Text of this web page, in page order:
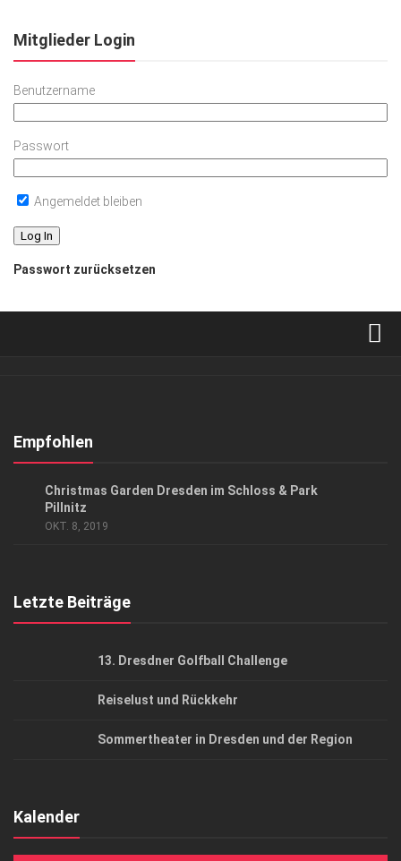
Mitglieder Login
Benutzername
Passwort
Angemeldet bleiben
Passwort zurücksetzen
Kontakt, Impressum
Empfohlen
Christmas Garden Dresden im Schloss & Park
Pillnitz
OKT. 8, 2019
Letzte Beiträge
13. Dresdner Golfball Challenge
Reiselust und Rückkehr
Sommertheater in Dresden und der Region
Kalender